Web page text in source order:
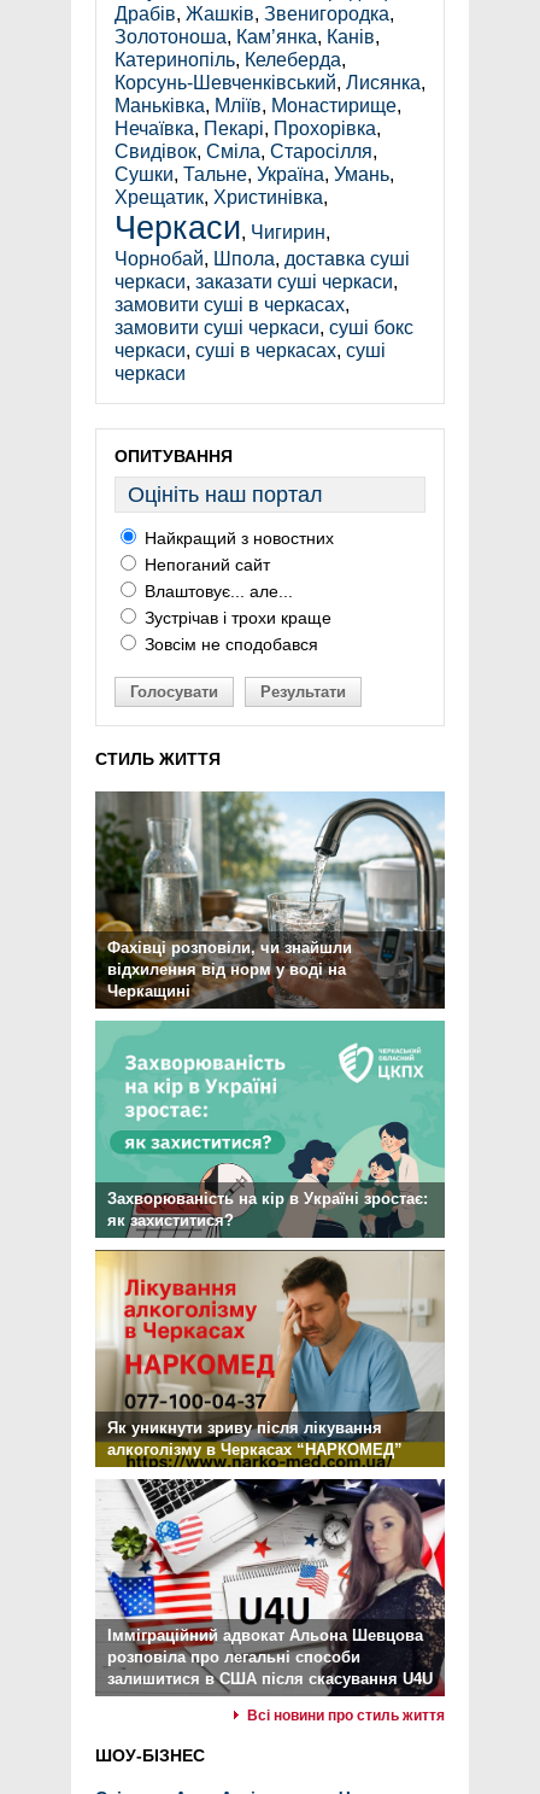
Драбів, Жашків, Звенигородка,
Золотоноша, Кам’янка, Канів,
Катеринопіль, Келеберда,
Корсунь-Шевченківський, Лисянка,
Маньківка, Мліїв, Монастирище,
Нечаївка, Пекарі, Прохорівка,
Свидівок, Сміла, Старосілля,
Сушки, Тальне, Україна, Умань,
Хрещатик, Христинівка,
Черкаси, Чигирин,
Чорнобай, Шпола, доставка суші
черкаси, заказати суші черкаси,
замовити суші в черкасах,
замовити суші черкаси, суші бокс
черкаси, суші в черкасах, суші
черкаси
ОПИТУВАННЯ
Оцініть наш портал
Найкращий з новостних
Непоганий сайт
Влаштовує... але...
Зустрічав і трохи краще
Зовсім не сподобався
Голосувати Результати
СТИЛЬ ЖИТТЯ
Фахівці розповіли, чи знайшли
відхилення від норм у воді на
Черкащині
Захворюваність на кір в Україні зростає:
як захиститися?
Як уникнути зриву після лікування
алкоголізму в Черкасах “НАРКОМЕД”
Імміграційний адвокат Альона Шевцова
розповіла про легальні способи
залишитися в США після скасування U4U
Всі новини про стиль життя
ШОУ-БІЗНЕС